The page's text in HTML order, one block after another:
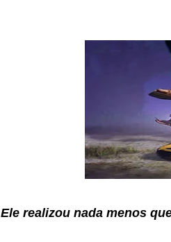
Ele realizou nada menos